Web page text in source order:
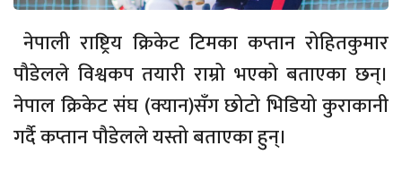
नेपाली राष्ट्रिय क्रिकेट टिमका कप्तान रोहितकुमार
पौडेलले विश्वकप तयारी राम्रो भएको बताएका छन्।
नेपाल क्रिकेट संघ (क्यान)सँग छोटो भिडियो कुराकानी
गर्दै कप्तान पौडेलले यस्तो बताएका हुन्।